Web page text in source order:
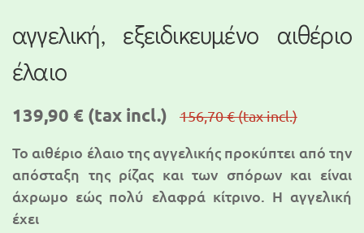
αγγελική, εξειδικευμένο αιθέριο
έλαιο
139,90 € (tax incl.) 156,70 €(tax incl.)
Το αιθέριο έλαιο της αγγελικής προκύπτει από την
απόσταξη της ρίζας και των σπόρων και είναι
άχρωμο εώς πολύ ελαφρά κίτρινο. Η αγγελική
έχει